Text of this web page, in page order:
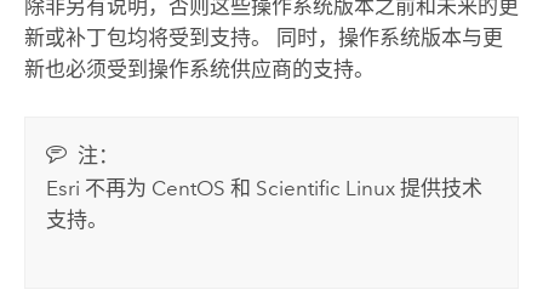
除非另有说明，否则这些操作系统版本之前和未来的更
新或补丁包均将受到支持。 同时，操作系统版本与更
新也必须受到操作系统供应商的支持。
注：
Esri 不再为 CentOS 和 Scientific Linux 提供技术
支持。